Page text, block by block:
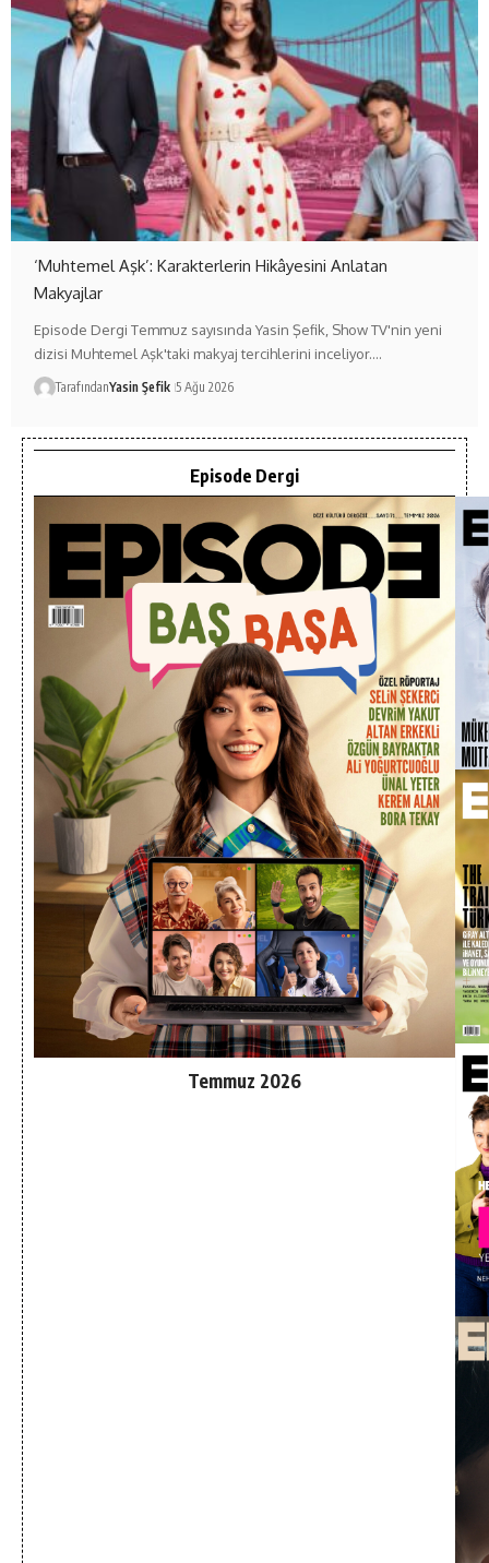
‘Muhtemel Aşk’: Karakterlerin Hikâyesini Anlatan
Makyajlar
Episode Dergi Temmuz sayısında Yasin Şefik, Show TV'nin yeni
dizisi Muhtemel Aşk'taki makyaj tercihlerini inceliyor.…
TarafındanYasin Şefik 5 Ağu 2026
Episode Dergi
Temmuz 2026